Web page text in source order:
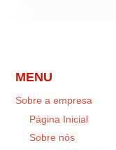
MENU
Sobre a empresa
Página Inicial
Sobre nós